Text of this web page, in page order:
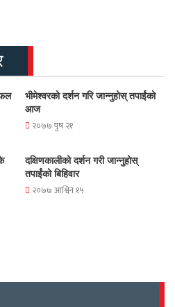
भीमेश्वरको दर्शन गरि जान्नुहोस् तपाईंको
आज
२०७७ पुष २१
दक्षिणकालीको दर्शन गरी जान्नुहोस्
तपाईंको बिहिवार
२०७७ आश्विन १५